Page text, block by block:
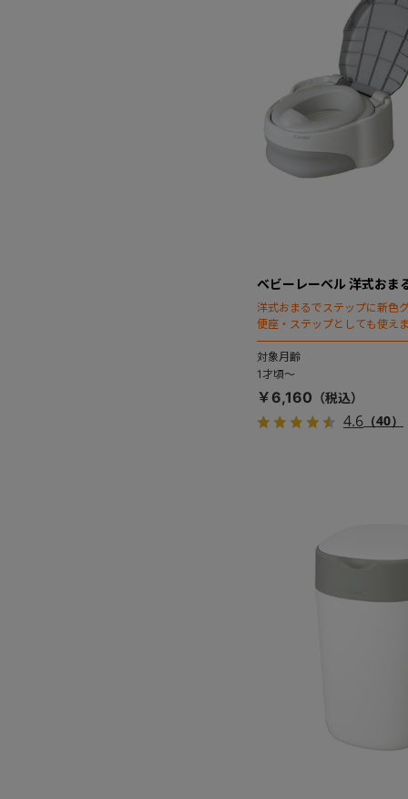
ベビーレーベル 洋式おま
洋式おまるでステップに新色
便座・ステップとしても使え
対象月齢
1才頃～
￥6,160
4.6 （40）